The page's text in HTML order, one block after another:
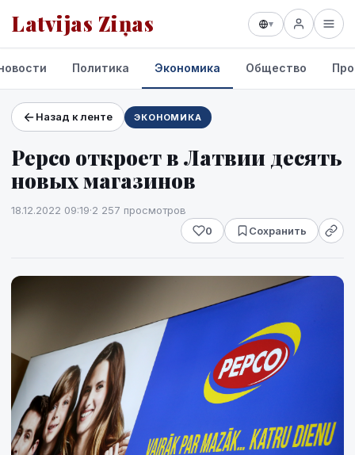
Latvijas Ziņas ▾
Проекты и сервисы
Прогноз погоды
Политика Экономика Общество
Назад к ленте ЭКОНОМИКА
Pepco откроет в Латвии десять
новых магазинов
18.12.2022 09:19·2 257 просмотров
0
Сохранить